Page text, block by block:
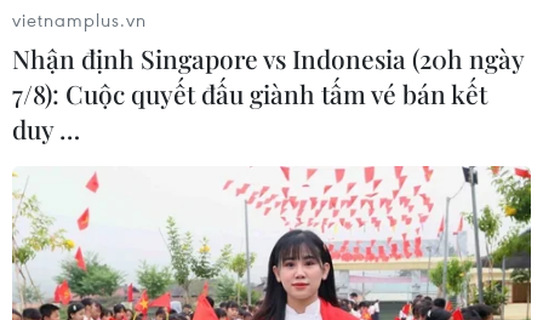
vietnamplus.vn
Nhận định Singapore vs Indonesia (20h ngày
7/8): Cuộc quyết đấu giành tấm vé bán kết
duy …